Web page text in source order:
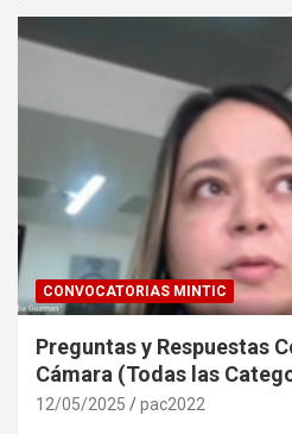
CONVOCATORIAS MINTIC
Preguntas y Respuestas
Cámara (Todas las
12/05/2025 pac2022